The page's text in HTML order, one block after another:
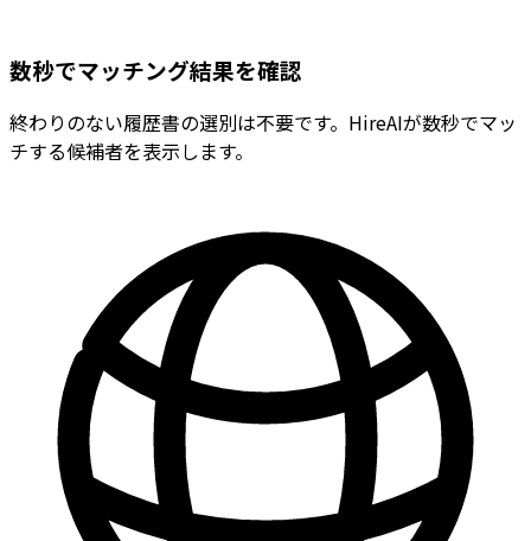
数秒でマッチング結果を確認
終わりのない履歴書の選別は不要です。HireAIが数秒でマッ
チする候補者を表示します。